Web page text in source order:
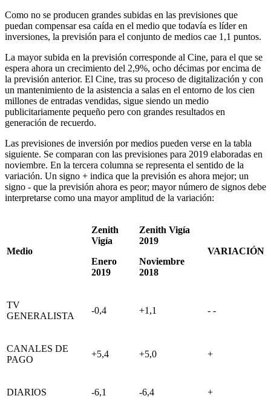
Como no se producen grandes subidas en las previsiones que
puedan compensar esa caída en el medio que todavía es líder en
inversiones, la previsión para el conjunto de medios cae 1,1 puntos.
La mayor subida en la previsión corresponde al Cine, para el que se
espera ahora un crecimiento del 2,9%, ocho décimas por encima de
la previsión anterior. El Cine, tras su proceso de digitalización y con
un mantenimiento de la asistencia a salas en el entorno de los cien
millones de entradas vendidas, sigue siendo un medio
publicitariamente pequeño pero con grandes resultados en
generación de recuerdo.
Las previsiones de inversión por medios pueden verse en la tabla
siguiente. Se comparan con las previsiones para 2019 elaboradas en
noviembre. En la tercera columna se representa el sentido de la
variación. Un signo + indica que la previsión es ahora mejor; un
signo - que la previsión ahora es peor; mayor número de signos debe
interpretarse como una mayor amplitud de la variación:
Medio
Zenith
Vigía
Enero
2019
Zenith Vigía
2019
Noviembre
2018
VARIACIÓN
TV
GENERALISTA
-0,4 +1,1 - -
CANALES DE
PAGO
+5,4 +5,0 +
DIARIOS -6,1 -6,4 +